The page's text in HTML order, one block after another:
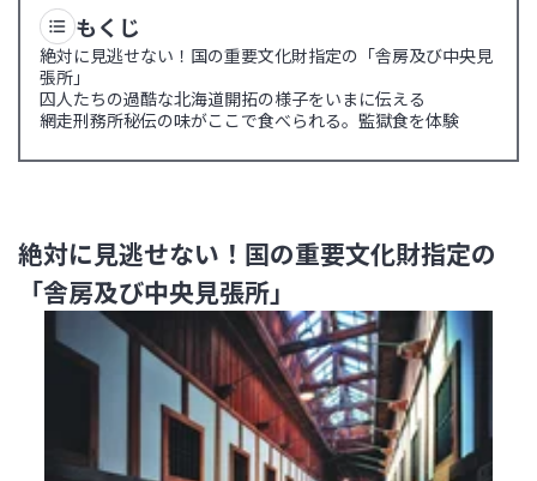
もくじ
絶対に見逃せない！国の重要文化財指定の「舎房及び中央見
張所」
囚人たちの過酷な北海道開拓の様子をいまに伝える
網走刑務所秘伝の味がここで食べられる。監獄食を体験
絶対に見逃せない！国の重要文化財指定の
「舎房及び中央見張所」